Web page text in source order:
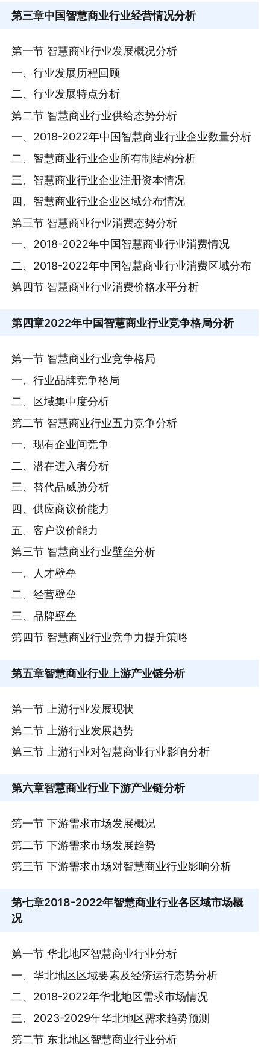
第三章中国智慧商业行业经营情况分析
第一节 智慧商业行业发展概况分析
一、行业发展历程回顾
二、行业发展特点分析
第二节 智慧商业行业供给态势分析
一、2018-2022年中国智慧商业行业企业数量分析
二、智慧商业行业企业所有制结构分析
三、智慧商业行业企业注册资本情况
四、智慧商业行业企业区域分布情况
第三节 智慧商业行业消费态势分析
一、2018-2022年中国智慧商业行业消费情况
二、2018-2022年中国智慧商业行业消费区域分布
第四节 智慧商业行业消费价格水平分析
第四章2022年中国智慧商业行业竞争格局分析
第一节 智慧商业行业竞争格局
一、行业品牌竞争格局
二、区域集中度分析
第二节 智慧商业行业五力竞争分析
一、现有企业间竞争
二、潜在进入者分析
三、替代品威胁分析
四、供应商议价能力
五、客户议价能力
第三节 智慧商业行业壁垒分析
一、人才壁垒
二、经营壁垒
三、品牌壁垒
第四节 智慧商业行业竞争力提升策略
第五章智慧商业行业上游产业链分析
第一节 上游行业发展现状
第二节 上游行业发展趋势
第三节 上游行业对智慧商业行业影响分析
第六章智慧商业行业下游产业链分析
第一节 下游需求市场发展概况
第二节 下游需求市场发展趋势
第三节 下游需求市场对智慧商业行业影响分析
第七章2018-2022年智慧商业行业各区域市场概
况
第一节 华北地区智慧商业行业分析
一、华北地区区域要素及经济运行态势分析
二、2018-2022年华北地区需求市场情况
三、2023-2029年华北地区需求趋势预测
第二节 东北地区智慧商业行业分析